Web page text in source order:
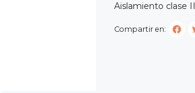
Aislamiento clase
Compartir en: